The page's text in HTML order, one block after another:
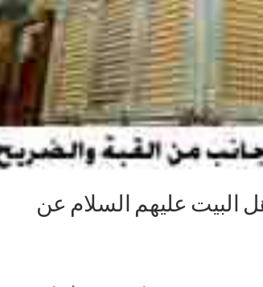
البيت عليهم السلام عن